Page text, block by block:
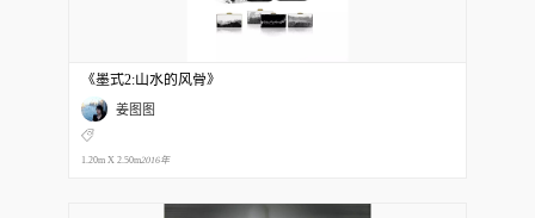
《墨式2:山水的风骨》
姜图图
1.20m X 2.50m2016年